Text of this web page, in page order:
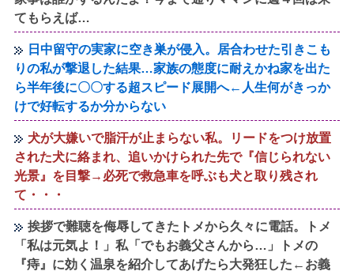
てもらえば…
日中留守の実家に空き巣が侵入。居合わせた引きこも
りの私が撃退した結果…家族の態度に耐えかね家を出た
ら半年後に〇〇する超スピード展開へ←人生何がきっか
けで好転するか分からない
犬が大嫌いで脂汗が止まらない私。リードをつけ放置
された犬に絡まれ、追いかけられた先で『信じられない
光景』を目撃→必死で救急車を呼ぶも犬と取り残され
て・・・
挨拶で難聴を侮辱してきたトメから久々に電話。トメ
「私は元気よ！」私「でもお義父さんから…」トメの
『痔』に効く温泉を紹介してあげたら大発狂した←お義